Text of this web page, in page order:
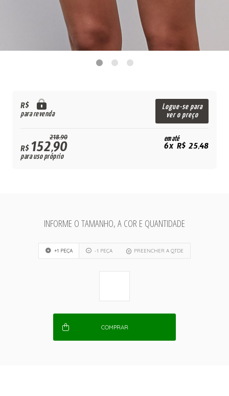
R$
para revenda
Logue-se para
ver o preço
218,90
R$152,90
para uso próprio
em até
6x R$ 25,48
INFORME O TAMANHO, A COR E QUANTIDADE
+1 PEÇA -1 PEÇA PREENCHER A QTDE
COMPRAR